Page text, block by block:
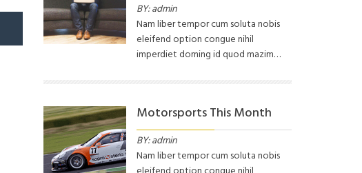
BY: admin
Nam liber tempor cum soluta nobis
eleifend option congue nihil
imperdiet doming id quod mazim…
Motorsports This Month
BY: admin
Nam liber tempor cum soluta nobis